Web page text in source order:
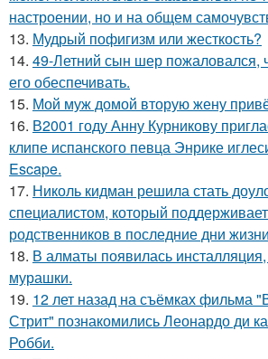
настроении, но и на общем
13. Мудрый пофигизм или жесткость?
14. 49-Летний сын шер пожаловался,
его обеспечивать.
15. Мой муж домой вторую жену
16. В2001 году Анну Курникову
клипе испанского певца Энрике
Escape.
17. Николь кидман решила стать
специалистом, который
родственников в последние дни
18. В алматы появилась инсталляция,
мурашки.
19. 12 лет назад на съёмках фильма
Стрит" познакомились Леонардо ди
Робби.